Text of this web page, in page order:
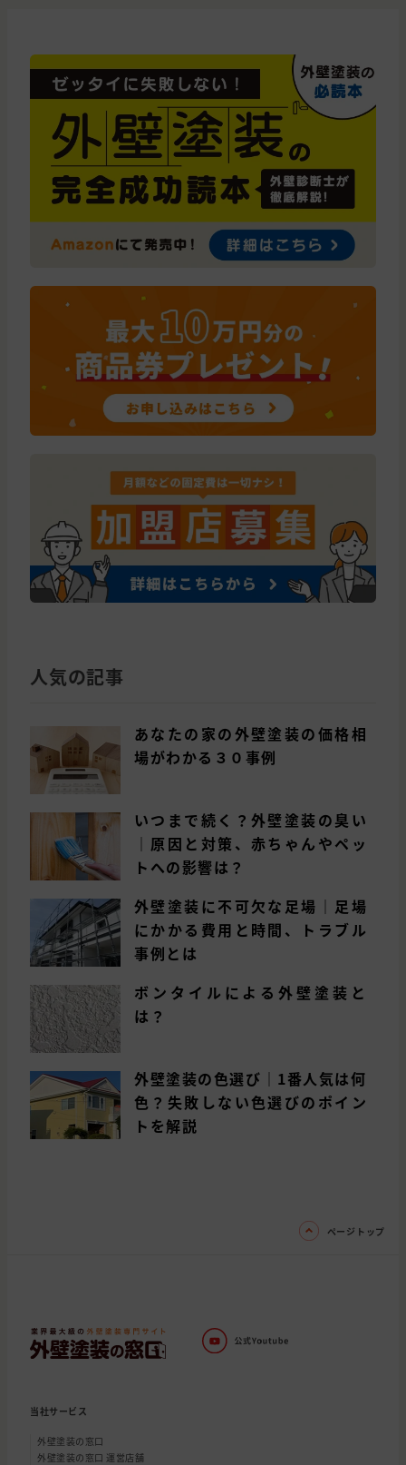
人気の記事
あなたの家の外壁塗装の価格相
場がわかる３０事例
いつまで続く？外壁塗装の臭い
｜原因と対策、赤ちゃんやペッ
トへの影響は？
外壁塗装に不可欠な足場｜足場
にかかる費用と時間、トラブル
事例とは
ボンタイルによる外壁塗装と
は？
外壁塗装の色選び｜1番人気は何
色？失敗しない色選びのポイン
トを解説
ページトップ
当社サービス
外壁塗装の窓口
外壁塗装の窓口 運営店舗